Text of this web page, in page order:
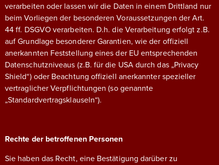
verarbeiten oder lassen wir die Daten in einem Drittland nur
beim Vorliegen der besonderen Voraussetzungen der Art.
44 ff. DSGVO verarbeiten. D.h. die Verarbeitung erfolgt z.B.
auf Grundlage besonderer Garantien, wie der offiziell
anerkannten Feststellung eines der EU entsprechenden
Datenschutzniveaus (z.B. für die USA durch das „Privacy
Shield“) oder Beachtung offiziell anerkannter spezieller
vertraglicher Verpflichtungen (so genannte
„Standardvertragsklauseln“).
Rechte der betroffenen Personen
Sie haben das Recht, eine Bestätigung darüber zu